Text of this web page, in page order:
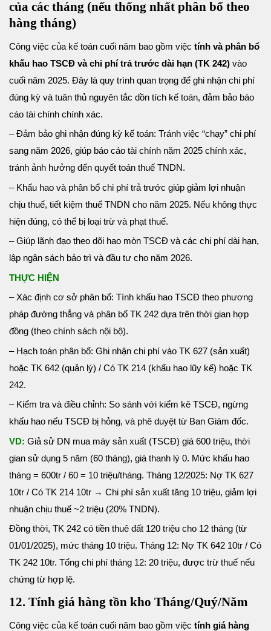
của các tháng (nếu thống nhất phân bổ theo
hàng tháng)
Công việc của kế toán cuối năm bao gồm việc tính và phân bổ
khấu hao TSCĐ và chi phí trả trước dài hạn (TK 242) vào
cuối năm 2025. Đây là quy trình quan trọng để ghi nhận chi phí
đúng kỳ và tuân thủ nguyên tắc dồn tích kế toán, đảm bảo báo
cáo tài chính chính xác.
– Đảm bảo ghi nhận đúng kỳ kế toán: Tránh việc “chạy” chi phí
sang năm 2026, giúp báo cáo tài chính năm 2025 chính xác,
tránh ảnh hưởng đến quyết toán thuế TNDN.
– Khấu hao và phân bổ chi phí trả trước giúp giảm lợi nhuận
chịu thuế, tiết kiệm thuế TNDN cho năm 2025. Nếu không thực
hiện đúng, có thể bị loại trừ và phạt thuế.
– Giúp lãnh đạo theo dõi hao mòn TSCĐ và các chi phí dài hạn,
lập ngân sách bảo trì và đầu tư cho năm 2026.
THỰC HIỆN
– Xác định cơ sở phân bổ: Tính khấu hao TSCĐ theo phương
pháp đường thẳng và phân bổ TK 242 dựa trên thời gian hợp
đồng (theo chính sách nội bộ).
– Hạch toán phân bổ: Ghi nhận chi phí vào TK 627 (sản xuất)
hoặc TK 642 (quản lý) / Có TK 214 (khấu hao lũy kế) hoặc TK
242.
– Kiểm tra và điều chỉnh: So sánh với kiểm kê TSCĐ, ngừng
khấu hao nếu TSCĐ bị hỏng, và phê duyệt từ Ban Giám đốc.
VD: Giả sử DN mua máy sản xuất (TSCĐ) giá 600 triệu, thời
gian sử dụng 5 năm (60 tháng), giá thanh lý 0. Mức khấu hao
tháng = 600tr / 60 = 10 triệu/tháng. Tháng 12/2025: Nợ TK 627
10tr / Có TK 214 10tr → Chi phí sản xuất tăng 10 triệu, giảm lợi
nhuận chịu thuế ~2 triệu (20% TNDN).
Đồng thời, TK 242 có tiền thuê đất 120 triệu cho 12 tháng (từ
01/01/2025), mức tháng 10 triệu. Tháng 12: Nợ TK 642 10tr / Có
TK 242 10tr. Tổng chi phí tháng 12: 20 triệu, được trừ thuế nếu
chứng từ hợp lệ.
12. Tính giá hàng tồn kho Tháng/Quý/Năm
Công việc của kế toán cuối năm bao gồm việc tính giá hàng